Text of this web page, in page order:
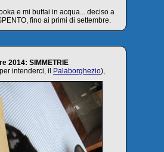
e mi buttai in acqua... deciso a
fino ai primi di settembre.
2014: SIMMETRIE
intenderci, il
Palaborghezio),